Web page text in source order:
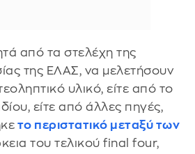
από τα στελέχη της
της ΕΛΑΣ, να μελετήσουν
υλικό, είτε από το
είτε από άλλες πηγές,
το περιστατικό μεταξύ των
του τελικού final four,